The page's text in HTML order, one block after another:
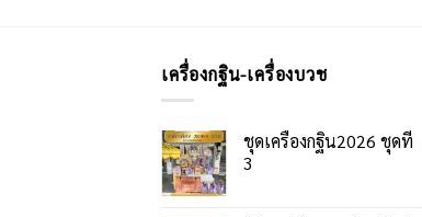
เครื่องกฐิน-เครื่องบวช
ชุดเครื่องกฐิน2026 ชุดที่
3